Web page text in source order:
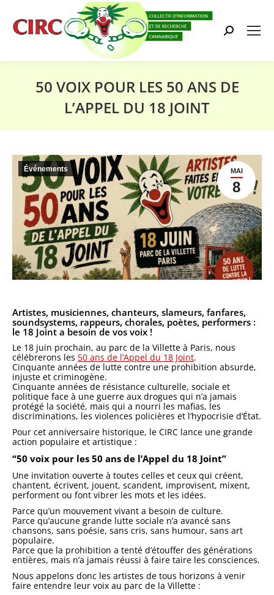
Search:
50 VOIX POUR LES 50 ANS DE
L’APPEL DU 18 JOINT
MAI
8
Événements
Artistes, musiciennes, chanteurs, slameurs, fanfares,
soundsystems, rappeurs, chorales, poètes, performers :
le 18 Joint a besoin de vos voix !
Le 18 juin prochain, au parc de la Villette à Paris, nous
célébrerons les 50 ans de l’Appel du 18 Joint.
Cinquante années de lutte contre une prohibition absurde,
injuste et criminogène.
Cinquante années de résistance culturelle, sociale et
politique face à une guerre aux drogues qui n’a jamais
protégé la société, mais qui a nourri les mafias, les
discriminations, les violences policières et l’hypocrisie d’État.
Pour cet anniversaire historique, le CIRC lance une grande
action populaire et artistique :
“50 voix pour les 50 ans de l’Appel du 18 Joint”
Une invitation ouverte à toutes celles et ceux qui créent,
chantent, écrivent, jouent, scandent, improvisent, mixent,
performent ou font vibrer les mots et les idées.
Parce qu’un mouvement vivant a besoin de culture.
Parce qu’aucune grande lutte sociale n’a avancé sans
chansons, sans poésie, sans cris, sans humour, sans art
populaire.
Parce que la prohibition a tenté d’étouffer des générations
entières, mais n’a jamais réussi à faire taire les consciences.
Nous appelons donc les artistes de tous horizons à venir
faire entendre leur voix au parc de la Villette :